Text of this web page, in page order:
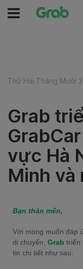
Thứ Hai Tháng Mười
Grab
vực Hà
Minh và
Bạn thân mến,
Với mong muốn đáp
di chuyển, Grab triển
tin chi tiết như sau: